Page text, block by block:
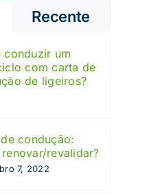
Recente
conduzir um
com carta de
de ligeiros?
condução:
revalidar?
7, 2022